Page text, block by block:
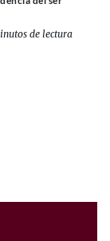
de lectura